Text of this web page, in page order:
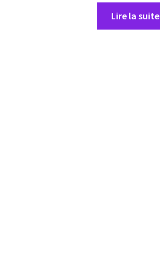
Lire la suite